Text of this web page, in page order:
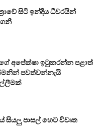
සිටි ඉන්දීය ධීවරයින්
අපේක්ෂා ඉටුකරන්න පළාත්
පවත්වන්නැයි
සියලු පාසල් හෙට විවෘත